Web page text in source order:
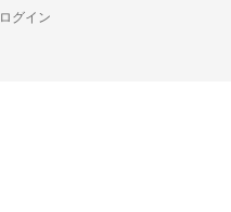
ログイン